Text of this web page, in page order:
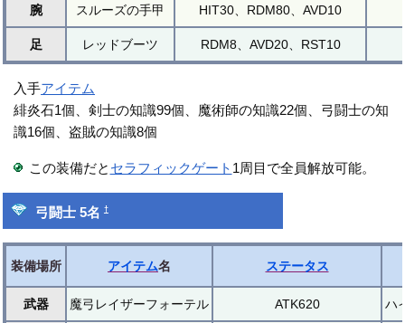
腕 スルーズの手甲 HIT30、RDM80、AVD10
足 レッドブーツ RDM8、AVD20、RST10
入手アイテム
緋炎石1個、剣士の知識99個、魔術師の知識22個、弓闘士の知
識16個、盗賊の知識8個
この装備だと セラフィックゲート 1周目で全員解放可能。
弓闘士 5名 †
装備場所 アイテム名 ステータス
武器 魔弓レイザーフォーテル ATK620 ハ